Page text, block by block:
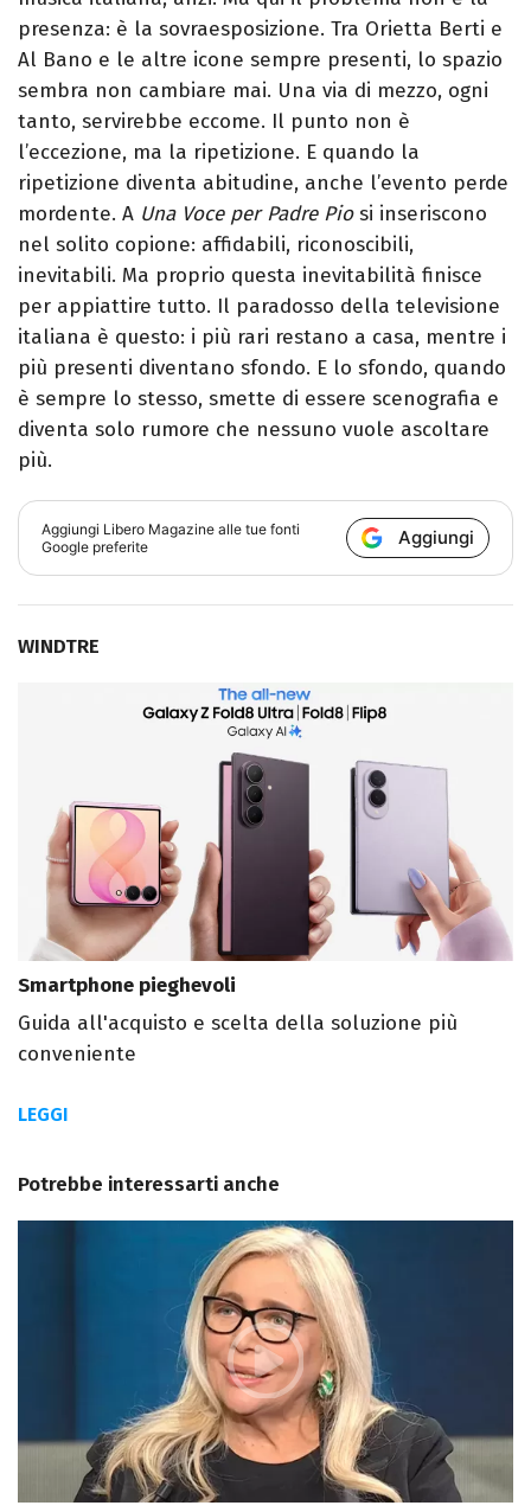
presenza: è la sovraesposizione. Tra Orietta Berti e
Al Bano e le altre icone sempre presenti, lo spazio
sembra non cambiare mai. Una via di mezzo, ogni
tanto, servirebbe eccome. Il punto non è
l’eccezione, ma la ripetizione. E quando la
ripetizione diventa abitudine, anche l’evento perde
mordente. A Una Voce per Padre Piosi inseriscono
nel solito copione: affidabili, riconoscibili,
inevitabili. Ma proprio questa inevitabilità finisce
per appiattire tutto. Il paradosso della televisione
italiana è questo: i più rari restano a casa, mentre i
più presenti diventano sfondo. E lo sfondo, quando
è sempre lo stesso, smette di essere scenografia e
diventa solo rumore che nessuno vuole ascoltare
più.
Aggiungi Libero Magazine alle tue fonti
Google preferite
Aggiungi
WINDTRE
Smartphone pieghevoli
Guida all'acquisto e scelta della soluzione più
conveniente
LEGGI
Potrebbe interessarti anche